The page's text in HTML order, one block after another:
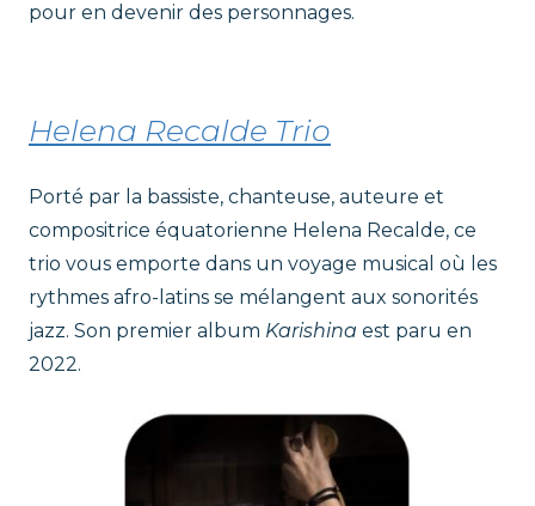
pour en devenir des personnages.
Helena Recalde Trio
Porté par la bassiste, chanteuse, auteure et
compositrice équatorienne Helena Recalde, ce
trio vous emporte dans un voyage musical où les
rythmes afro-latins se mélangent aux sonorités
jazz. Son premier album Karishina est paru en
2022.